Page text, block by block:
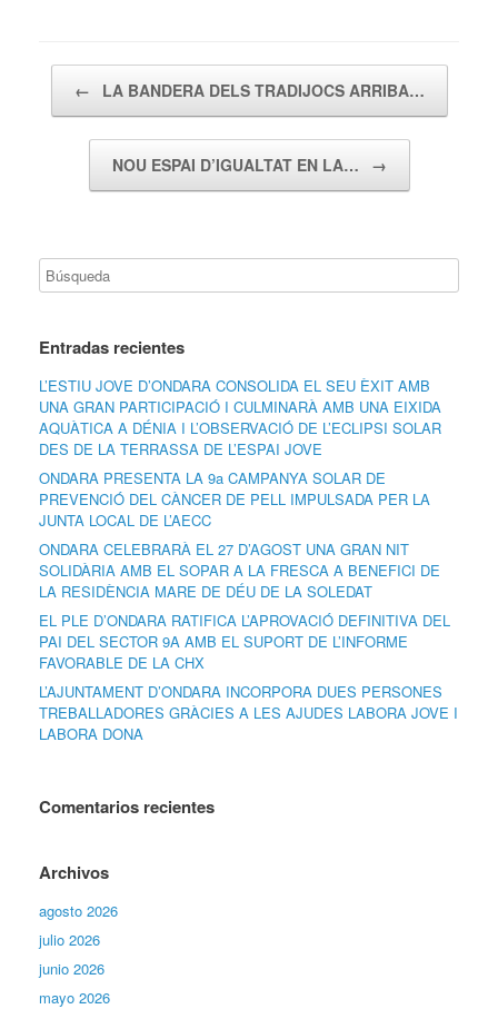
← LA BANDERA DELS TRADIJOCS ARRIBA…
NOU ESPAI D’IGUALTAT EN LA… →
Entradas recientes
L’ESTIU JOVE D’ONDARA CONSOLIDA EL SEU ÈXIT AMB
UNA GRAN PARTICIPACIÓ I CULMINARÀ AMB UNA EIXIDA
AQUÀTICA A DÉNIA I L’OBSERVACIÓ DE L’ECLIPSI SOLAR
DES DE LA TERRASSA DE L’ESPAI JOVE
ONDARA PRESENTA LA 9a CAMPANYA SOLAR DE
PREVENCIÓ DEL CÀNCER DE PELL IMPULSADA PER LA
JUNTA LOCAL DE L’AECC
ONDARA CELEBRARÀ EL 27 D’AGOST UNA GRAN NIT
SOLIDÀRIA AMB EL SOPAR A LA FRESCA A BENEFICI DE
LA RESIDÈNCIA MARE DE DÉU DE LA SOLEDAT
EL PLE D’ONDARA RATIFICA L’APROVACIÓ DEFINITIVA DEL
PAI DEL SECTOR 9A AMB EL SUPORT DE L’INFORME
FAVORABLE DE LA CHX
L’AJUNTAMENT D’ONDARA INCORPORA DUES PERSONES
TREBALLADORES GRÀCIES A LES AJUDES LABORA JOVE I
LABORA DONA
Comentarios recientes
Archivos
agosto 2026
julio 2026
junio 2026
mayo 2026